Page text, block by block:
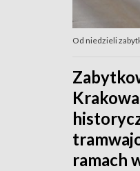
Od niedzieli
ramach